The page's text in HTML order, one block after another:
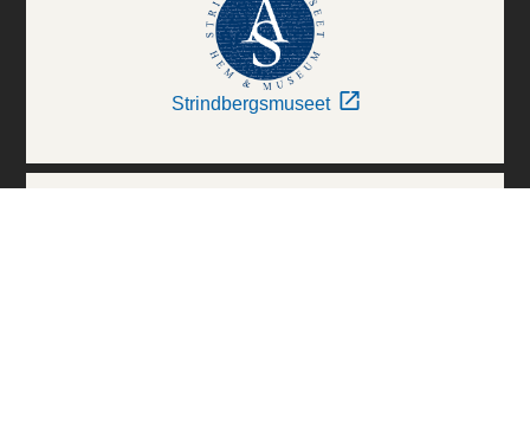
Strindbergsmuseet